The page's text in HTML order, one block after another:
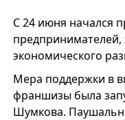
С 24 июня начался
экономического
Мера поддержки в
франшизы была
Шумкова.